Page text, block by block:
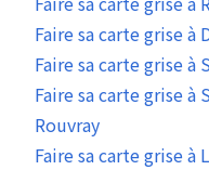
Faire sa carte grise à
Faire sa carte grise
Faire sa carte grise à
Rouvray
Faire sa carte grise à